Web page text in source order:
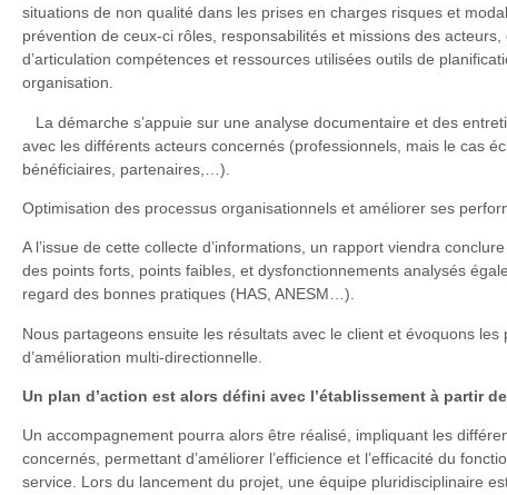
situations de non qualité dans les prises en charges risques et
prévention de ceux-ci rôles, responsabilités et missions des acteurs,
d’articulation compétences et ressources utilisées outils de
organisation.
La démarche s’appuie sur une analyse documentaire et des
avec les différents acteurs concernés (professionnels, mais le cas
bénéficiaires, partenaires,…).
Optimisation des processus organisationnels et améliorer ses
A l’issue de cette collecte d’informations, un rapport viendra conclure
des points forts, points faibles, et dysfonctionnements analysés
regard des bonnes pratiques (HAS, ANESM…).
Nous partageons ensuite les résultats avec le client et évoquons les
d’amélioration multi-directionnelle.
Un plan d’action est alors défini avec l’établissement à partir
Un accompagnement pourra alors être réalisé, impliquant les
concernés, permettant d’améliorer l’efficience et l’efficacité du
service. Lors du lancement du projet, une équipe pluridisciplinaire